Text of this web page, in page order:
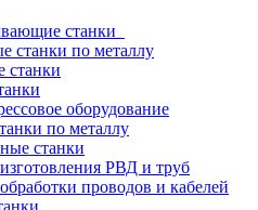
станки
станки по металлу
станки
оборудование
по металлу
станки
РВД и труб
проводов и кабелей